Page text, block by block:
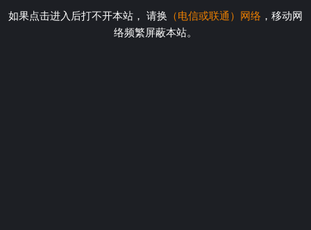
如果点击进入后打不开本站， 请换 （电信或联通）网络 ，移动网
络频繁屏蔽本站。